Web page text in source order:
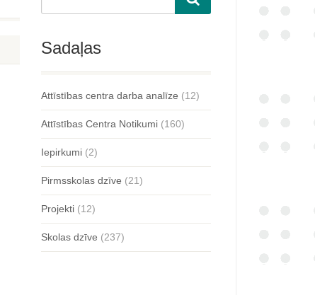
Sadaļas
Attīstības centra darba analīze (12)
Attīstības Centra Notikumi (160)
Iepirkumi (2)
Pirmsskolas dzīve (21)
Projekti (12)
Skolas dzīve (237)